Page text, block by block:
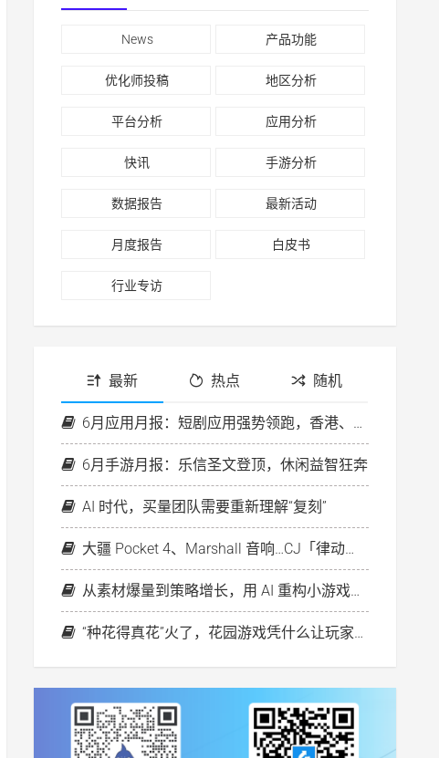
News 产品功能
优化师投稿 地区分析
平台分析 应用分析
快讯 手游分析
数据报告 最新活动
月度报告 白皮书
行业专访
最新 热点 随机
6月应用月报：短剧应用强势领跑，香港、欧洲房产平台投放升温
6月手游月报：乐信圣文登顶，休闲益智狂奔
AI 时代，买量团队需要重新理解“复刻”
大疆 Pocket 4、Marshall 音响…CJ「律动之夜」好礼等你来！
从素材爆量到策略增长，用 AI 重构小游戏出海新打法
“种花得真花”火了，花园游戏凭什么让玩家心动？